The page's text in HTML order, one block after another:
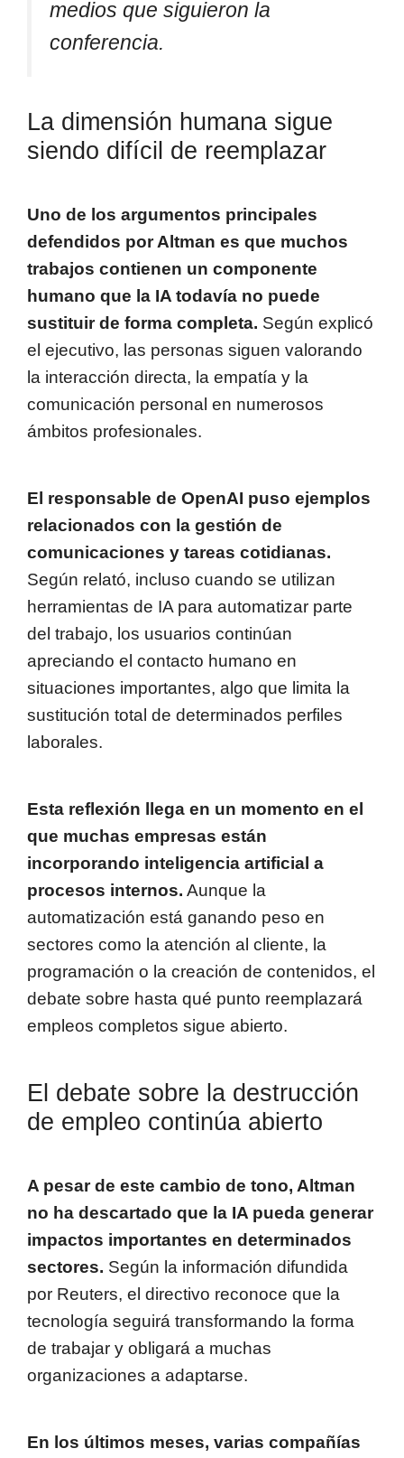
medios que siguieron la
conferencia.
La dimensión humana sigue
siendo difícil de reemplazar
Uno de los argumentos principales
defendidos por Altman es que muchos
trabajos contienen un componente
humano que la IA todavía no puede
sustituir de forma completa. Según explicó
el ejecutivo, las personas siguen valorando
la interacción directa, la empatía y la
comunicación personal en numerosos
ámbitos profesionales.
El responsable de OpenAI puso ejemplos
relacionados con la gestión de
comunicaciones y tareas cotidianas.
Según relató, incluso cuando se utilizan
herramientas de IA para automatizar parte
del trabajo, los usuarios continúan
apreciando el contacto humano en
situaciones importantes, algo que limita la
sustitución total de determinados perfiles
laborales.
Esta reflexión llega en un momento en el
que muchas empresas están
incorporando inteligencia artificial a
procesos internos. Aunque la
automatización está ganando peso en
sectores como la atención al cliente, la
programación o la creación de contenidos, el
debate sobre hasta qué punto reemplazará
empleos completos sigue abierto.
El debate sobre la destrucción
de empleo continúa abierto
A pesar de este cambio de tono, Altman
no ha descartado que la IA pueda generar
impactos importantes en determinados
sectores. Según la información difundida
por Reuters, el directivo reconoce que la
tecnología seguirá transformando la forma
de trabajar y obligará a muchas
organizaciones a adaptarse.
En los últimos meses, varias compañías